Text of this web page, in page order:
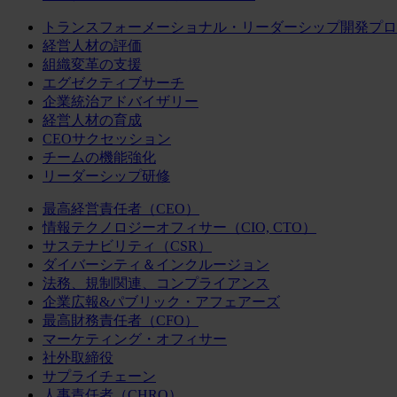
トランスフォーメーショナル・リーダーシップ開発プ
経営人材の評価
組織変革の支援
エグゼクティブサーチ
企業統治アドバイザリー
経営人材の育成
CEOサクセッション
チームの機能強化
リーダーシップ研修
最高経営責任者（CEO）
情報テクノロジーオフィサー（CIO, CTO）
サステナビリティ（CSR）
ダイバーシティ＆インクルージョン
法務、規制関連、コンプライアンス
企業広報&パブリック・アフェアーズ
最高財務責任者（CFO）
マーケティング・オフィサー
社外取締役
サプライチェーン